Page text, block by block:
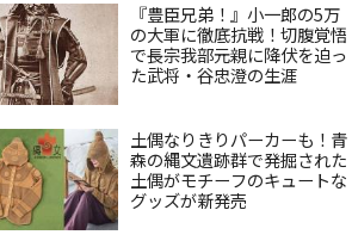
『豊臣兄弟！』小一郎の5万
の大軍に徹底抗戦！切腹覚悟
で長宗我部元親に降伏を迫っ
た武将・谷忠澄の生涯
土偶なりきりパーカーも！青
森の縄文遺跡群で発掘された
土偶がモチーフのキュートな
グッズが新発売